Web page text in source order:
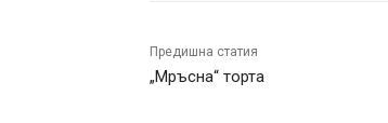
Предишна статия
„Мръсна“ торта